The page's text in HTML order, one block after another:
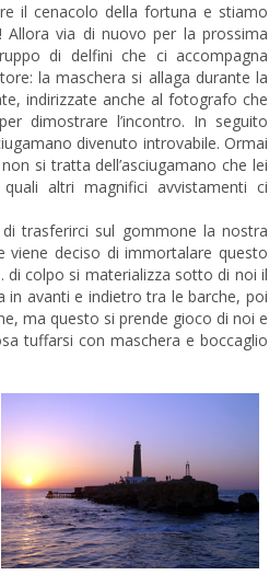
il cenacolo della fortuna e stiamo
via di nuovo per la prossima
di delfini che ci accompagna
la maschera si allaga durante la
indirizzate anche al fotografo che
dimostrare l’incontro. In seguito
divenuto introvabile. Ormai
si tratta dell’asciugamano che lei
altri magnifici avvistamenti ci
trasferirci sul gommone la nostra
viene deciso di immortalare questo
colpo si materializza sotto di noi il
in avanti e indietro tra le barche, poi
ma questo si prende gioco di noi e
tuffarsi con maschera e boccaglio